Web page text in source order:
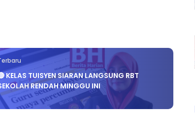
KELAS TUISYEN SIARAN LANGSUNG RBT
RENDAH MINGGU INI